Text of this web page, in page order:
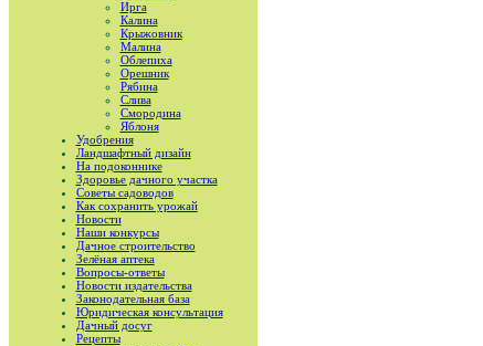
Ирга
Калина
Крыжовник
Малина
Облепиха
Орешник
Рябина
Слива
Смородина
Яблоня
Удобрения
Ландшафтный дизайн
На подоконнике
Здоровье дачного участка
Советы садоводов
Как сохранить урожай
Новости
Наши конкурсы
Дачное строительство
Зелёная аптека
Вопросы-ответы
Новости издательства
Законодательная база
Юридическая консультация
Дачный досуг
Рецепты